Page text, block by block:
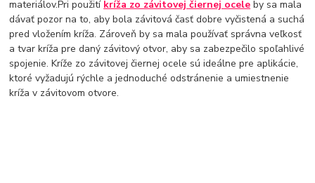
materiálov.Pri použití kríža zo závitovej čiernej ocele by sa mala
dávať pozor na to, aby bola závitová časť dobre vyčistená a suchá
pred vložením kríža. Zároveň by sa mala používať správna veľkosť
a tvar kríža pre daný závitový otvor, aby sa zabezpečilo spoľahlivé
spojenie. Kríže zo závitovej čiernej ocele sú ideálne pre aplikácie,
ktoré vyžadujú rýchle a jednoduché odstránenie a umiestnenie
kríža v závitovom otvore.